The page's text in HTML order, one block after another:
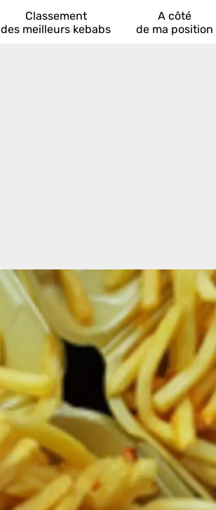
Classement
des meilleurs kebabs
A côté
de ma position